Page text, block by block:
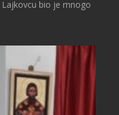
bio je mnogo